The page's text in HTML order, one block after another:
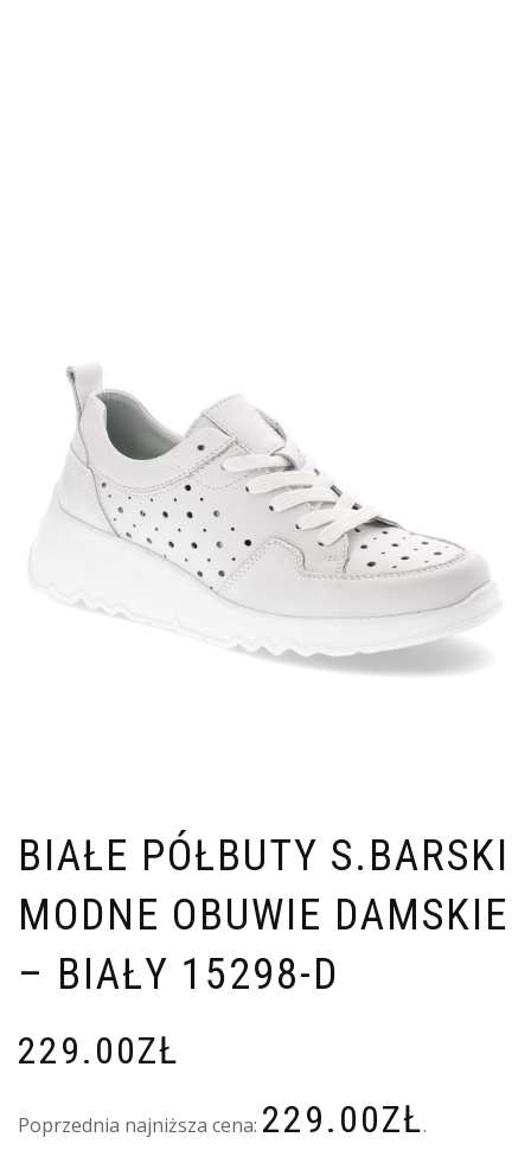
BIAŁE PÓŁBUTY S.BARSKI
MODNE OBUWIE DAMSKIE
– BIAŁY 15298-D
229.00ZŁ
Poprzednia najniższa cena: 229.00ZŁ.